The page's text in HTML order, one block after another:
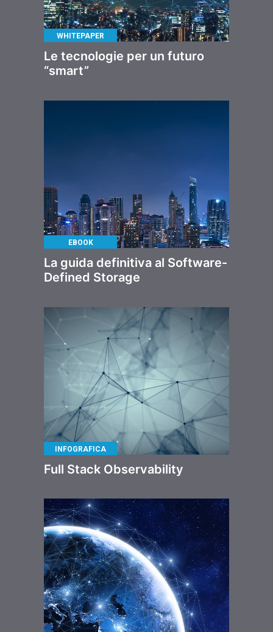
WHITEPAPER
Le tecnologie per un futuro
“smart”
EBOOK
La guida definitiva al Software-
Defined Storage
INFOGRAFICA
Full Stack Observability